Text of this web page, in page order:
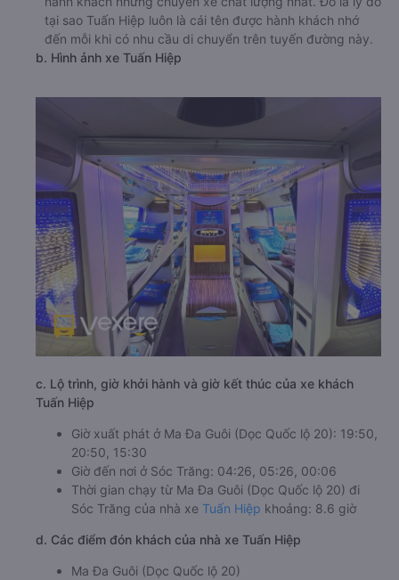
tại sao Tuấn Hiệp luôn là cái tên được hành khách nhớ
đến mỗi khi có nhu cầu di chuyển trên tuyến đường này.
b. Hình ảnh xe Tuấn Hiệp
c. Lộ trình, giờ khởi hành và giờ kết thúc của xe khách
Tuấn Hiệp
Giờ xuất phát ở Ma Đa Guôi (Dọc Quốc lộ 20): 19:50,
20:50, 15:30
Giờ đến nơi ở Sóc Trăng: 04:26, 05:26, 00:06
Thời gian chạy từ Ma Đa Guôi (Dọc Quốc lộ 20) đi
Sóc Trăng của nhà xe Tuấn Hiệp khoảng: 8.6 giờ
d. Các điểm đón khách của nhà xe Tuấn Hiệp
Ma Đa Guôi (Dọc Quốc lộ 20)